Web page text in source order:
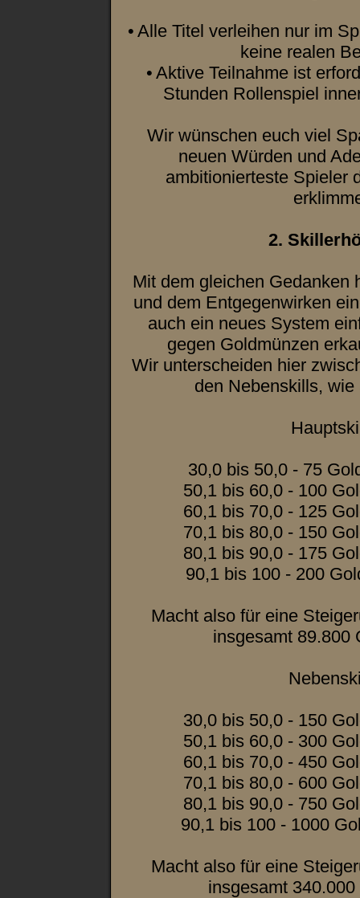
• Alle Titel verleihen nur im
keine realen
• Aktive Teilnahme ist
Stunden Rollenspiel
Wir wünschen euch viel
neuen Würden und
ambitionierteste Spieler
2.
Mit dem gleichen Gedanken
und dem Entgegenwirken
auch ein neues System
gegen Goldmünzen
Wir unterscheiden hier
den Nebenskills,
30,0 bis 50,0 - 75
50,1 bis 60,0 - 100
60,1 bis 70,0 - 125
70,1 bis 80,0 - 150
80,1 bis 90,0 - 175
90,1 bis 100 - 200
Macht also für eine
insgesamt 89.800
30,0 bis 50,0 - 150
50,1 bis 60,0 - 300
60,1 bis 70,0 - 450
70,1 bis 80,0 - 600
80,1 bis 90,0 - 750
90,1 bis 100 - 1000
Macht also für eine
insgesamt